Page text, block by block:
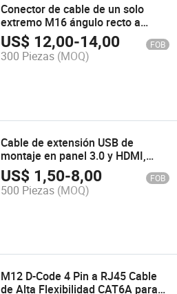
Conector de cable de un solo
extremo M16 ángulo recto a
pigtail
US$ 12,00-14,00 FOB
300 Piezas (MOQ)
Cable de extensión USB de
montaje en panel 3.0 y HDMI,
cable de extensión combinado de
USB de montaje en panel 3.0 y
HDMI con diseño de bloqueo de
US$ 1,50-8,00 FOB
500 Piezas (MOQ)
M12 D-Code 4 Pin a RJ45 Cable
de Alta Flexibilidad CAT6A para